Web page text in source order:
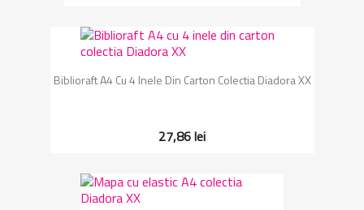
Biblioraft A4 Cu 4 Inele Din Carton Colectia Diadora XX
27,86 lei